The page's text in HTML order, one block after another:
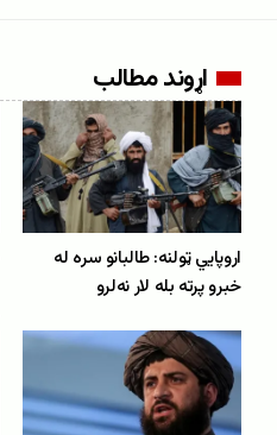
اړوند مطالب
اروپايي ټولنه: طالبانو سره له
خبرو پرته بله لار نه‌لرو